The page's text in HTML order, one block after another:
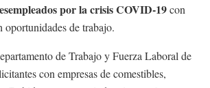
por la crisis COVID-19con
oportunidades de trabajo.
de Trabajo y Fuerza Laboral de
con empresas de comestibles,